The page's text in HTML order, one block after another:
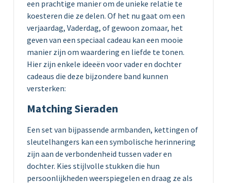
een prachtige manier om de unieke relatie te
koesteren die ze delen. Of het nu gaat om een
verjaardag, Vaderdag, of gewoon zomaar, het
geven van een speciaal cadeau kan een mooie
manier zijn om waardering en liefde te tonen.
Hier zijn enkele ideeën voor vader en dochter
cadeaus die deze bijzondere band kunnen
versterken:
Matching Sieraden
Een set van bijpassende armbanden, kettingen of
sleutelhangers kan een symbolische herinnering
zijn aan de verbondenheid tussen vader en
dochter. Kies stijlvolle stukken die hun
persoonlijkheden weerspiegelen en draag ze als